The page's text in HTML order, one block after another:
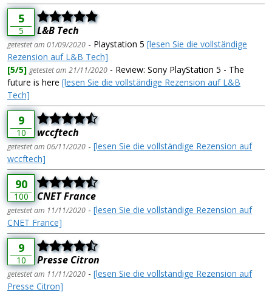
5
5 L&B Tech
getestet am 01/09/2020 - Playstation 5 [lesen Sie die vollständige
Rezension auf L&B Tech]
[5/5] getestet am 21/11/2020 - Review: Sony PlayStation 5 - The
future is here [lesen Sie die vollständige Rezension auf L&B
Tech]
9
10 wccftech
getestet am 06/11/2020 - [lesen Sie die vollständige Rezension auf
wccftech]
90
100 CNET France
getestet am 11/11/2020 - [lesen Sie die vollständige Rezension auf
CNET France]
9
10 Presse Citron
getestet am 11/11/2020 - [lesen Sie die vollständige Rezension auf
Presse Citron]